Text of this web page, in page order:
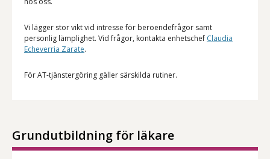
Vi lägger stor vikt vid intresse för beroendefrågor samt
personlig lämplighet. Vid frågor, kontakta enhetschef Claudia
Echeverria Zarate.
För AT-tjänstergöring gäller särskilda rutiner.
Grundutbildning för läkare